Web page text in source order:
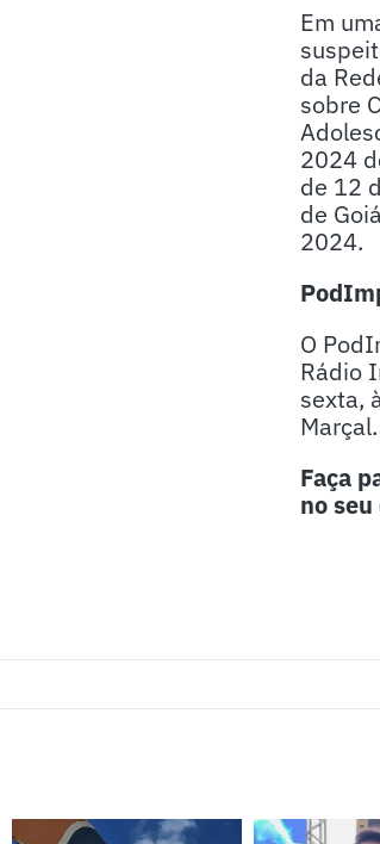
Em
da
sobre
2024
de 12
de
2024.
O
Rádio
sexta,
Marçal.
Faça
no